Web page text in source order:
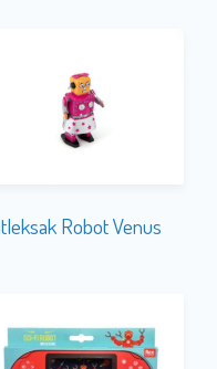
Robot Venus